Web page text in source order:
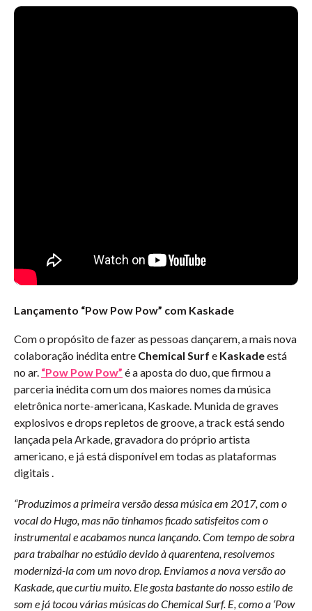
Lançamento “Pow Pow Pow” com Kaskade
Com o propósito de fazer as pessoas dançarem, a mais nova
colaboração inédita entre Chemical Surf e Kaskadeestá
no ar. “Pow Pow Pow” é a aposta do duo, que firmou a
parceria inédita com um dos maiores nomes da música
eletrônica norte-americana, Kaskade. Munida de graves
explosivos e drops repletos de groove, a track está sendo
lançada pela Arkade, gravadora do próprio artista
americano, e já está disponível em todas as plataformas
digitais .
“Produzimos a primeira versão dessa música em 2017, com o
vocal do Hugo, mas não tínhamos ficado satisfeitos com o
instrumental e acabamos nunca lançando. Com tempo de sobra
para trabalhar no estúdio devido à quarentena, resolvemos
modernizá-la com um novo drop. Enviamos a nova versão ao
Kaskade, que curtiu muito. Ele gosta bastante do nosso estilo de
som e já tocou várias músicas do Chemical Surf. E, como a ‘Pow